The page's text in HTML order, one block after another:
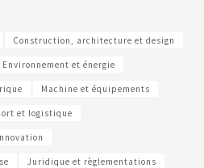
Construction, architecture et design
Environnement et énergie
Machine et équipements
et logistique
Juridique et règlementations